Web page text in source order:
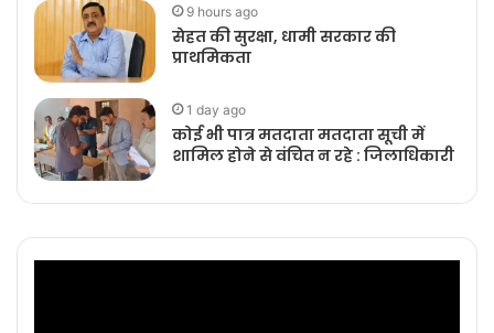
9 hours ago
सेहत की सुरक्षा, धामी सरकार की
प्राथमिकता
1 day ago
कोई भी पात्र मतदाता मतदाता सूची में
शामिल होने से वंचित न रहे : जिलाधिकारी